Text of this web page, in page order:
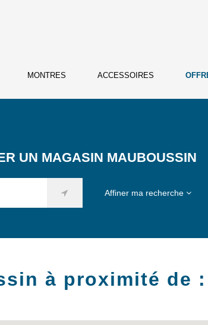
MONTRES ACCESSOIRES
UN MAGASIN MAUBOUSSIN
Affiner ma recherche
à proximité de :